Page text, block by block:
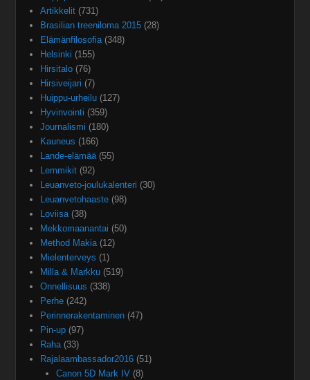
Artikkelit (731)
Brasilian treeniloma 2015 (28)
Elämänfilosofia(348)
Helsinki (155)
Hirsitalo (76)
Hirsiveijari (7)
Huippu-urheilu (127)
Hyvinvointi (359)
Journalismi (180)
Kauneus (166)
Lande-elämää(55)
Lemmikit (92)
Leuanveto-joulukalenteri (30)
Leuanvetohaaste (98)
Loviisa(38)
Mekkomaanantai (50)
Method Makia(12)
Mielenterveys (1)
Milla & Markku (519)
Onnellisuus (338)
Perhe (242)
Perinnerakentaminen (47)
Pin-up (97)
Raha(33)
Rajalaambassador2016 (51)
Canon 5D Mark IV(8)